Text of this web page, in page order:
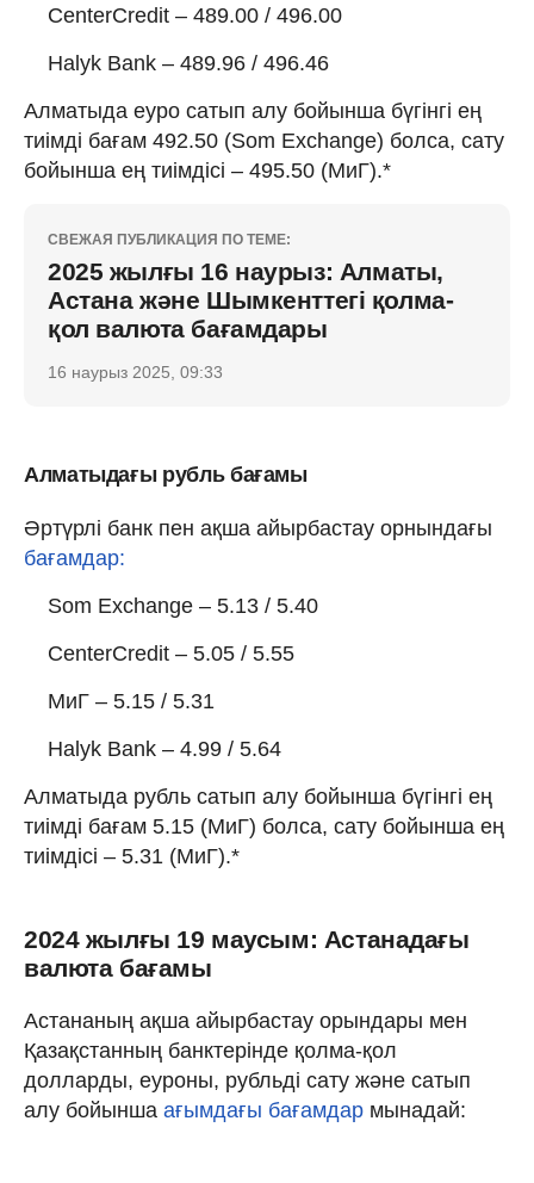
CenterCredit – 489.00 / 496.00
Halyk Bank – 489.96 / 496.46
Алматыда еуро сатып алу бойынша бүгінгі ең
тиімді бағам 492.50 (Som Exchange) болса, сату
бойынша ең тиімдісі – 495.50 (МиГ).*
СВЕЖАЯ ПУБЛИКАЦИЯ ПО ТЕМЕ:
2025 жылғы 16 наурыз: Алматы,
Астана және Шымкенттегі қолма-
қол валюта бағамдары
16 наурыз 2025, 09:33
Алматыдағы рубль бағамы
Әртүрлі банк пен ақша айырбастау орнындағы
бағамдар:
Som Exchange – 5.13 / 5.40
CenterCredit – 5.05 / 5.55
МиГ – 5.15 / 5.31
Halyk Bank – 4.99 / 5.64
Алматыда рубль сатып алу бойынша бүгінгі ең
тиімді бағам 5.15 (МиГ) болса, сату бойынша ең
тиімдісі – 5.31 (МиГ).*
2024 жылғы 19 маусым: Астанадағы
валюта бағамы
Астананың ақша айырбастау орындары мен
Қазақстанның банктерінде қолма-қол
долларды, еуроны, рубльді сату және сатып
алу бойынша ағымдағы бағамдар мынадай: